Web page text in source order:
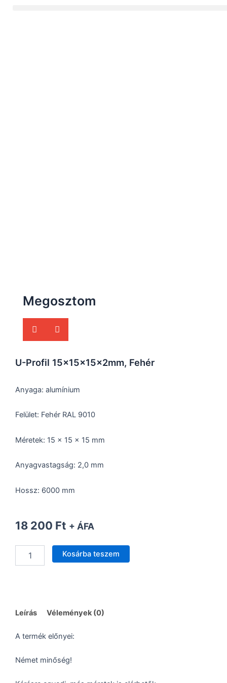
U-Profil 15x15x15x2mm, Fehér
Anyaga: alumínium
Felület: Fehér RAL 9010
Méretek: 15 x 15 x 15 mm
Anyagvastagság: 2,0 mm
Hossz: 6000 mm
18 200 Ft + ÁFA
Profil
Kosárba teszem
Megosztom
Leírás Vélemények (0)
A termék előnyei:
Német minőség!